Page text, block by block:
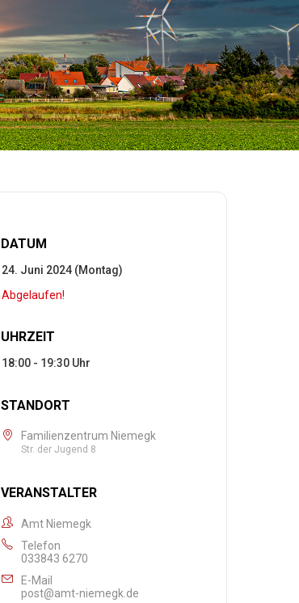
DATUM
24. Juni 2024 (Montag)
Abgelaufen!
UHRZEIT
18:00 - 19:30
STANDORT
Familienzentrum Niemegk
Str. der Jugend 8
VERANSTALTER
Amt Niemegk
Telefon
033843 6270
E-Mail
post@amt-niemegk.de